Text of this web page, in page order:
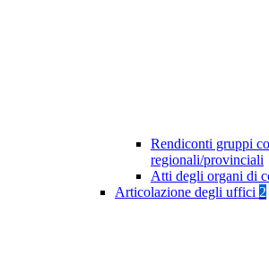
Rendiconti gruppi
regionali/provinciali
Atti degli organi di
Articolazione degli uffici 2